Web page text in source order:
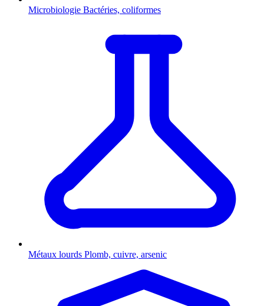
Microbiologie Bactéries, coliformes
Métaux lourds Plomb, cuivre, arsenic